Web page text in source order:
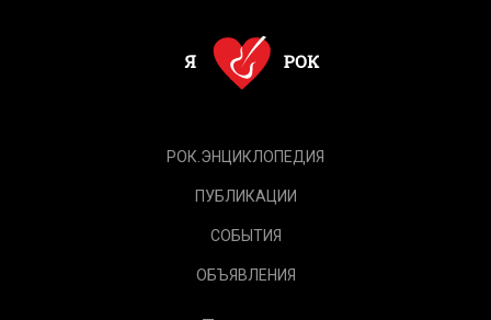
РОК.ЭНЦИКЛОПЕДИЯ
ПУБЛИКАЦИИ
СОБЫТИЯ
ОБЪЯВЛЕНИЯ